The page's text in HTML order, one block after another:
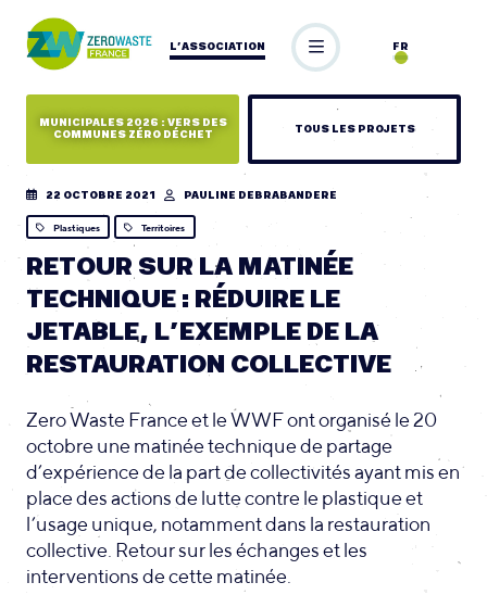
L’ASSOCIATION FR
MUNICIPALES 2026 : VERS DES
COMMUNES ZÉRO DÉCHET
TOUS LES PROJETS
22 OCTOBRE 2021 PAULINE DEBRABANDERE
Plastiques Territoires
RETOUR SUR LA MATINÉE
TECHNIQUE : RÉDUIRE LE
JETABLE, L’EXEMPLE DE LA
RESTAURATION COLLECTIVE
Zero Waste France et le WWF ont organisé le 20
octobre une matinée technique de partage
d’expérience de la part de collectivités ayant mis en
place des actions de lutte contre le plastique et
l’usage unique, notamment dans la restauration
collective. Retour sur les échanges et les
interventions de cette matinée.